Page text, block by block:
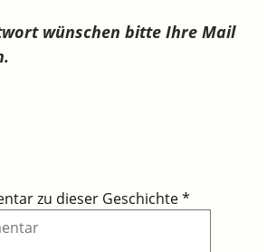
wünschen bitte Ihre Mail
zu dieser Geschichte*